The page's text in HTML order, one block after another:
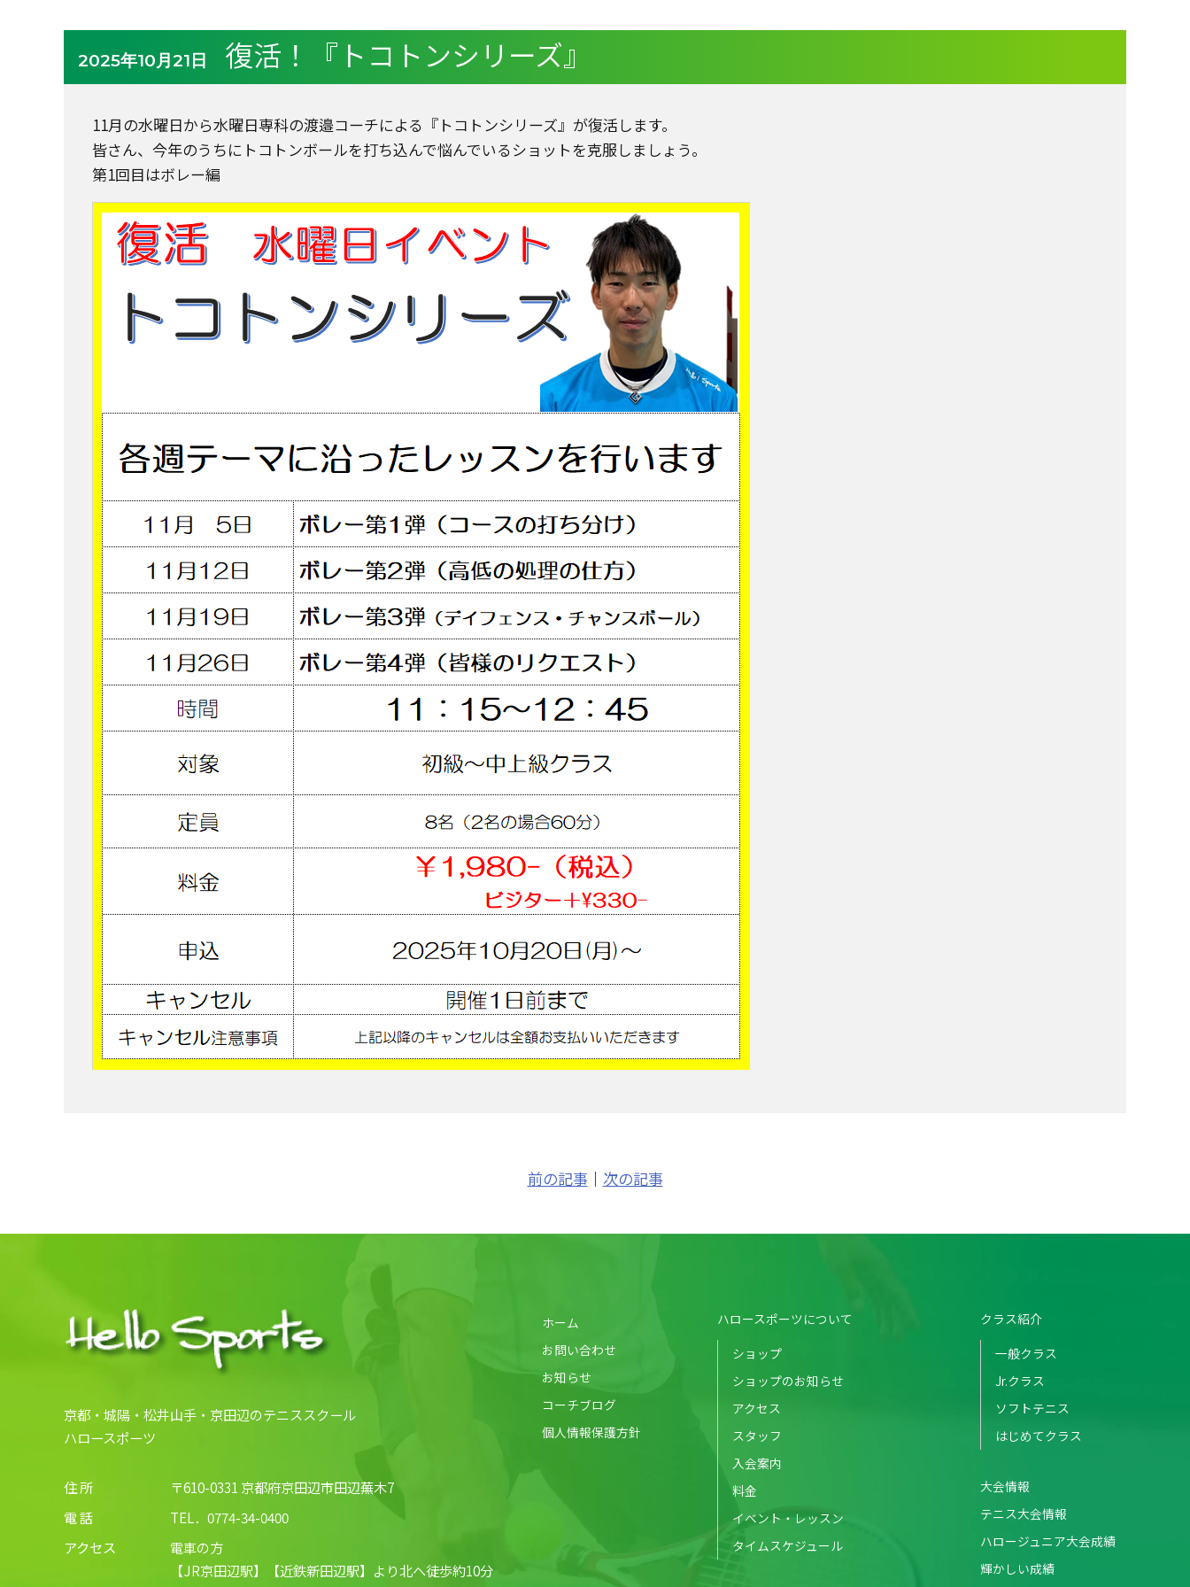
2025年10月21日 復活！『トコトンシリーズ』
11月の水曜日から水曜日専科の渡邉コーチによる『トコトンシリーズ』が復活します。
皆さん、今年のうちにトコトンボールを打ち込んで悩んでいるショットを克服しましょう。
第1回目はボレー編
前の記事｜ 次の記事
京都・城陽・松井山手・京田辺のテニススクール
ハロースポーツ
住 所
〒610-0331 京都府京田辺市田辺蕪木7
電 話
TEL． 0774-34-0400
アクセス
電車の方
【JR京田辺駅】【近鉄新田辺駅】より北へ徒歩約10分
ホーム
お問い合わせ
お知らせ
コーチブログ
個人情報保護方針
ハロースポーツについて
ショップ
ショップのお知らせ
アクセス
スタッフ
入会案内
料金
イベント・レッスン
タイムスケジュール
クラス紹介
一般クラス
Jr.クラス
ソフトテニス
はじめてクラス
大会情報
テニス大会情報
ハロージュニア大会成績
輝かしい成績